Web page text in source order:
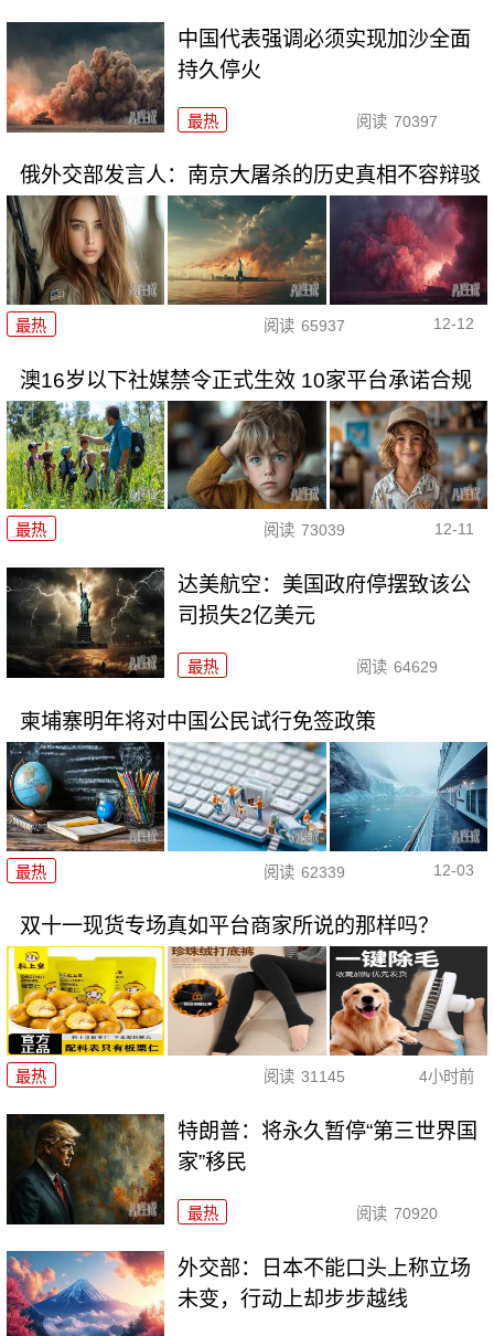
中国代表强调必须实现加沙全面
持久停火
最热 阅读 70397
俄外交部发言人：南京大屠杀的历史真相不容辩驳
最热 阅读 65937 12-12
澳16岁以下社媒禁令正式生效 10家平台承诺合规
最热 阅读 73039 12-11
达美航空：美国政府停摆致该公
司损失2亿美元
最热 阅读 64629
柬埔寨明年将对中国公民试行免签政策
最热 阅读 62339 12-03
双十一现货专场真如平台商家所说的那样吗？
最热 阅读 31145 4小时前
特朗普：将永久暂停“第三世界国
家”移民
最热 阅读 70920
外交部：日本不能口头上称立场
未变，行动上却步步越线